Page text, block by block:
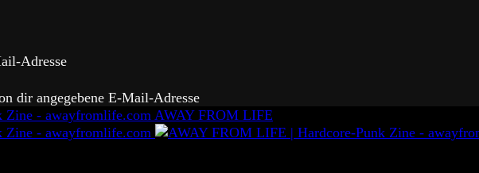
Adresse
dir angegebene E-Mail-Adresse
AWAY FROM LIFE